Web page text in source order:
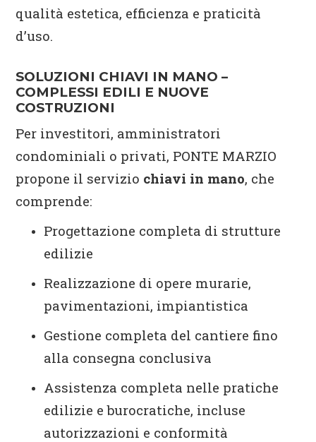
qualità estetica, efficienza e praticità
d’uso.
SOLUZIONI CHIAVI IN MANO –
COMPLESSI EDILI E NUOVE
COSTRUZIONI
Per investitori, amministratori
condominiali o privati, PONTE MARZIO
propone il servizio chiavi in mano, che
comprende:
Progettazione completa di strutture
edilizie
Realizzazione di opere murarie,
pavimentazioni, impiantistica
Gestione completa del cantiere fino
alla consegna conclusiva
Assistenza completa nelle pratiche
edilizie e burocratiche, incluse
autorizzazioni e conformità